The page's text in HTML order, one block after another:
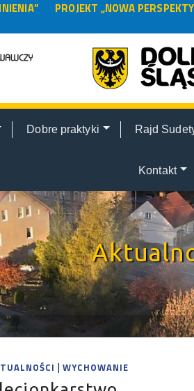
PROJEKT „NOWA
Dobre praktyki Rajd
Kontakt
| WYCHOWANIE